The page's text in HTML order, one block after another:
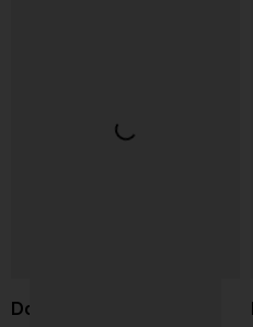
Dolce & Gabbana